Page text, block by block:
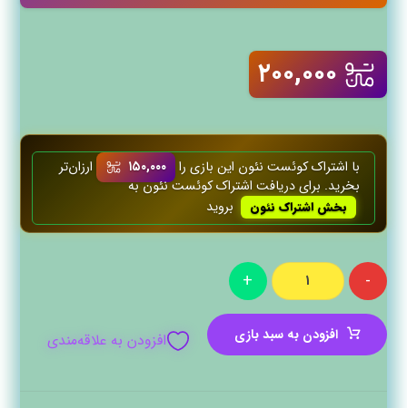
۲۰۰,۰۰۰
با اشتراک کوئست‌ نئون این بازی را ۱۵۰,۰۰۰
ارزان‌تر
بخرید. برای دریافت اشتراک کوئست‌ نئون به
بخش اشتراک نئون بروید
-
+
افزودن به سبد بازی افزودن به علاقه‌مندی